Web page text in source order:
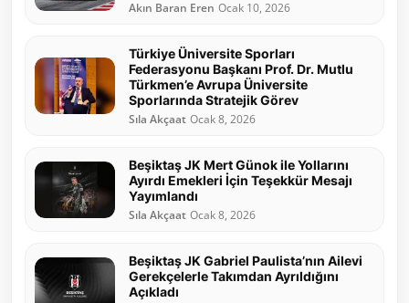
Akın Baran Eren Ocak 10, 2026
Türkiye Üniversite Sporları
Federasyonu Başkanı Prof. Dr. Mutlu
Türkmen’e Avrupa Üniversite
Sporlarında Stratejik Görev
Sıla Akçaat Ocak 8, 2026
Beşiktaş JK Mert Günok ile Yollarını
Ayırdı Emekleri İçin Teşekkür Mesajı
Yayımlandı
Sıla Akçaat Ocak 8, 2026
Beşiktaş JK Gabriel Paulista’nın Ailevi
Gerekçelerle Takımdan Ayrıldığını
Açıkladı